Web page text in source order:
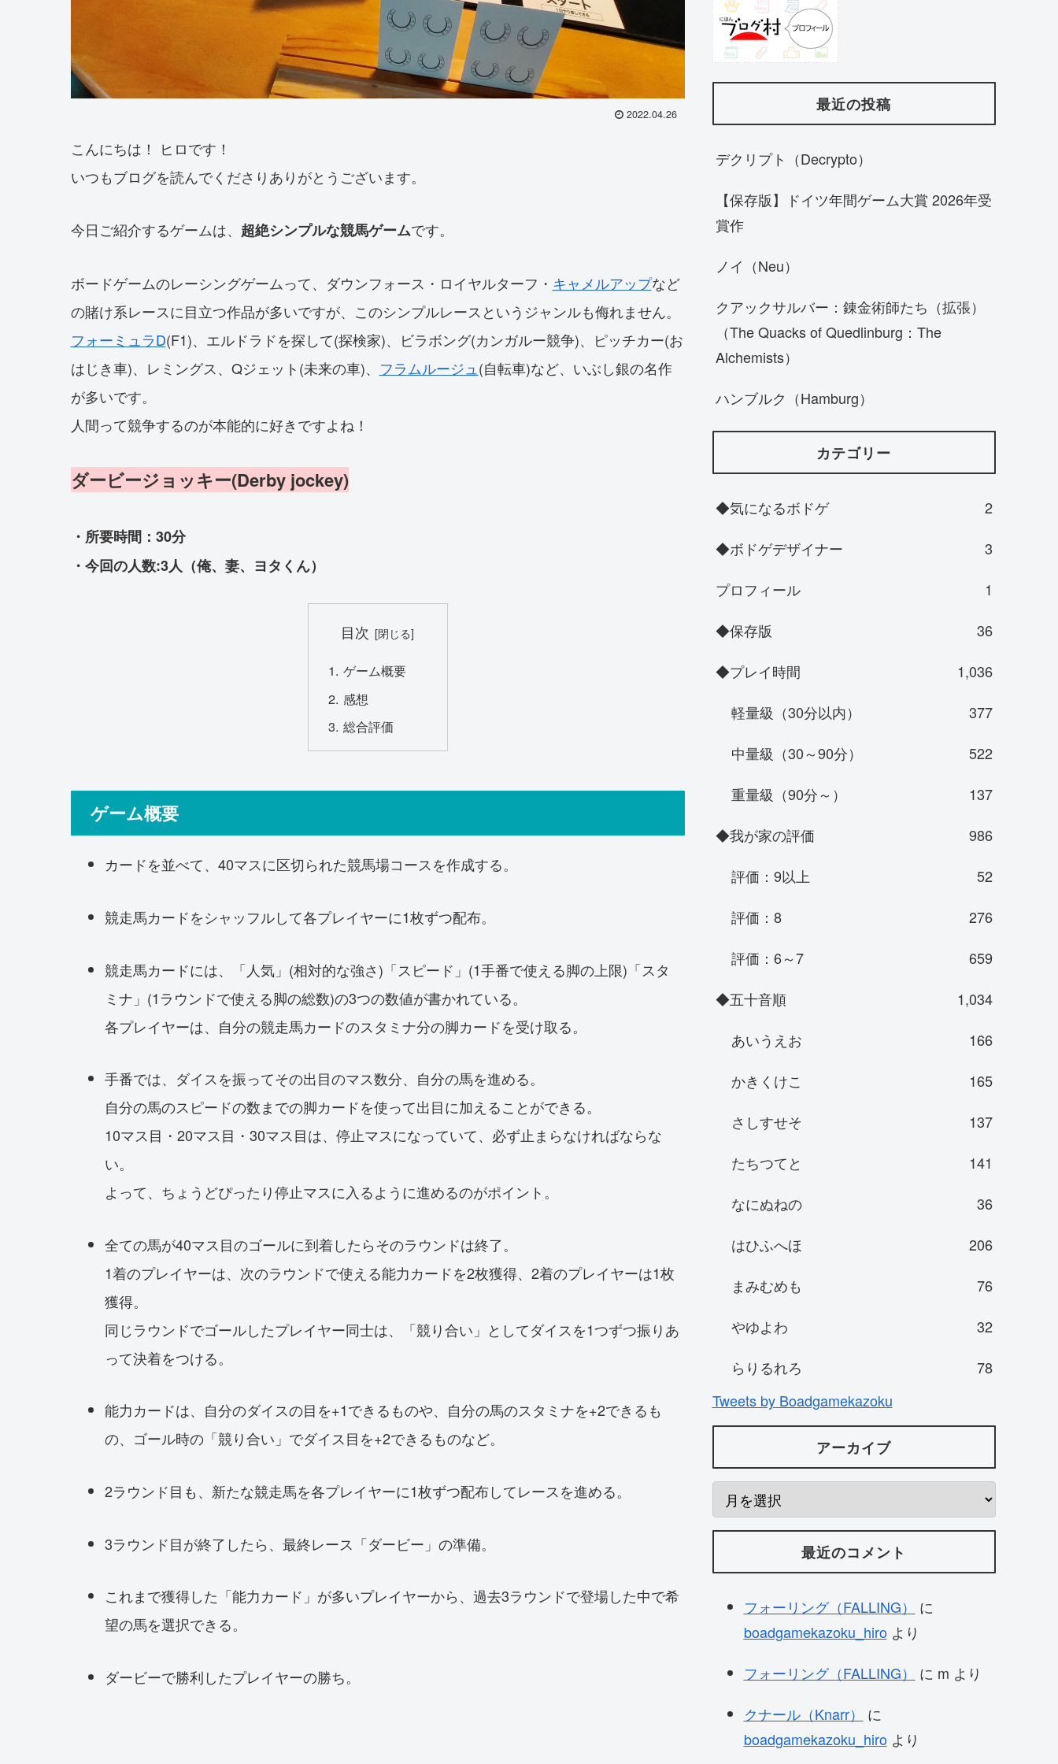
2022.04.26
こんにちは！ ヒロです！
いつもブログを読んでくださりありがとうございます。
今日ご紹介するゲームは、 超絶シンプルな競馬ゲームです。
ボードゲームのレーシングゲームって、ダウンフォース・ロイヤルターフ・ キャメルアップなど
の賭け系レースに目立つ作品が多いですが、このシンプルレースというジャンルも侮れません。
フォーミュラD(F1)、エルドラドを探して(探検家)、ビラボング(カンガルー競争)、ピッチカー(お
はじき車)、レミングス、Qジェット(未来の車)、 フラムルージュ (自転車)など、いぶし銀の名作
が多いです。
人間って競争するのが本能的に好きですよね！
ダービージョッキー(Derby jockey)
・所要時間：30分
・今回の人数:3人（俺、妻、ヨタくん）
目次
ゲーム概要
感想
総合評価
ゲーム概要
カードを並べて、40マスに区切られた競馬場コースを作成する。
競走馬カードをシャッフルして各プレイヤーに1枚ずつ配布。
競走馬カードには、「人気」(相対的な強さ)「スピード」(1手番で使える脚の上限)「スタ
ミナ」(1ラウンドで使える脚の総数)の3つの数値が書かれている。
各プレイヤーは、自分の競走馬カードのスタミナ分の脚カードを受け取る。
手番では、ダイスを振ってその出目のマス数分、自分の馬を進める。
自分の馬のスピードの数までの脚カードを使って出目に加えることができる。
10マス目・20マス目・30マス目は、停止マスになっていて、必ず止まらなければならな
い。
よって、ちょうどぴったり停止マスに入るように進めるのがポイント。
全ての馬が40マス目のゴールに到着したらそのラウンドは終了。
1着のプレイヤーは、次のラウンドで使える能力カードを2枚獲得、2着のプレイヤーは1枚
獲得。
同じラウンドでゴールしたプレイヤー同士は、「競り合い」としてダイスを1つずつ振りあ
って決着をつける。
能力カードは、自分のダイスの目を+1できるものや、自分の馬のスタミナを+2できるも
の、ゴール時の「競り合い」でダイス目を+2できるものなど。
2ラウンド目も、新たな競走馬を各プレイヤーに1枚ずつ配布してレースを進める。
3ラウンド目が終了したら、最終レース「ダービー」の準備。
これまで獲得した「能力カード」が多いプレイヤーから、過去3ラウンドで登場した中で希
望の馬を選択できる。
ダービーで勝利したプレイヤーの勝ち。
最近の投稿
デクリプト（Decrypto）
【保存版】ドイツ年間ゲーム大賞 2026年受
賞作
ノイ（Neu）
クアックサルバー：錬金術師たち（拡張）
（The Quacks of Quedlinburg：The
Alchemists）
ハンブルク（Hamburg）
カテゴリー
◆気になるボドゲ
2
◆ボドゲデザイナー
3
プロフィール
1
◆保存版
36
◆プレイ時間
1,036
軽量級（30分以内）
377
中量級（30～90分）
522
重量級（90分～）
137
◆我が家の評価
986
評価：9以上
52
評価：8
276
評価：6～7
659
◆五十音順
1,034
あいうえお
166
かきくけこ
165
さしすせそ
137
たちつてと
141
なにぬねの
36
はひふへほ
206
まみむめも
76
やゆよわ
32
らりるれろ
78
Tweets by Boadgamekazoku
アーカイブ
最近のコメント
フォーリング（FALLING）
に
boadgamekazoku_hiroより
フォーリング（FALLING）
に m より
クナール（Knarr）
に
boadgamekazoku_hiroより